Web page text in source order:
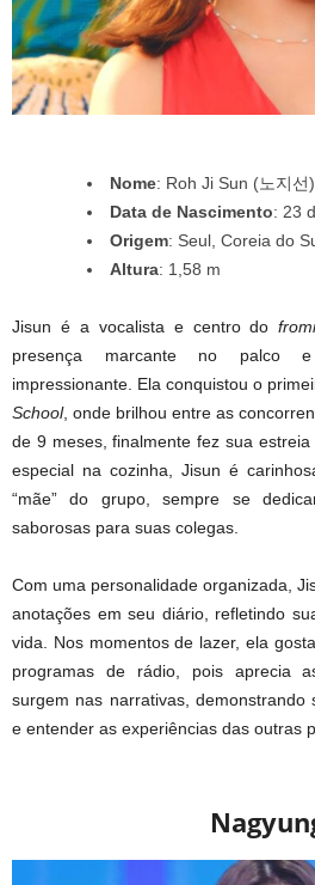
Nome: Roh Ji Sun (노지선)
Data de Nascimento: 23
Origem: Seul, Coreia do
Altura: 1,58 m
Jisun é a vocalista e centro do
presença marcante no palco
impressionante. Ela conquistou o
School, onde brilhou entre as
de 9 meses, finalmente fez sua
especial na cozinha, Jisun é
“mãe” do grupo, sempre se
saborosas para suas colegas.
Com uma personalidade organizada,
anotações em seu diário, refletindo
vida. Nos momentos de lazer, ela
programas de rádio, pois aprecia
surgem nas narrativas, demonstrando
e entender as experiências das outras